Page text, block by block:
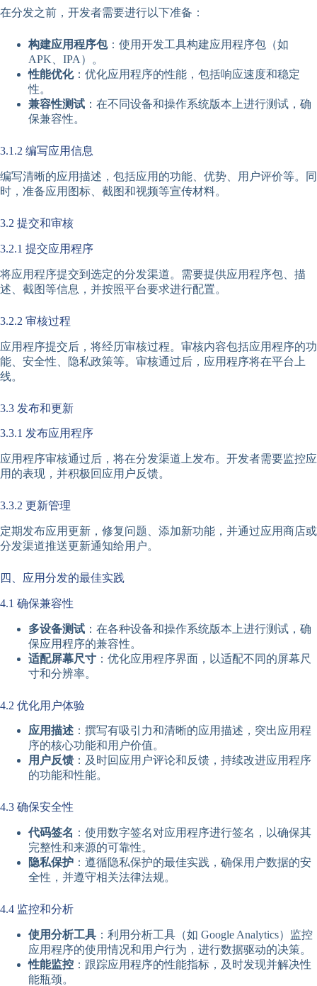
在分发之前，开发者需要进行以下准备：
构建应用程序包：使用开发工具构建应用程序包（如
APK、IPA）。
性能优化：优化应用程序的性能，包括响应速度和稳定
性。
兼容性测试 ：在不同设备和操作系统版本上进行测试，确
保兼容性。
3.1.2 编写应用信息
编写清晰的应用描述，包括应用的功能、优势、用户评价等。同
时，准备应用图标、截图和视频等宣传材料。
3.2 提交和审核
3.2.1 提交应用程序
将应用程序提交到选定的分发渠道。需要提供应用程序包、描
述、截图等信息，并按照平台要求进行配置。
3.2.2 审核过程
应用程序提交后，将经历审核过程。审核内容包括应用程序的功
能、安全性、隐私政策等。审核通过后，应用程序将在平台上
线。
3.3 发布和更新
3.3.1 发布应用程序
应用程序审核通过后，将在分发渠道上发布。开发者需要监控应
用的表现，并积极回应用户反馈。
3.3.2 更新管理
定期发布应用更新，修复问题、添加新功能，并通过应用商店或
分发渠道推送更新通知给用户。
四、应用分发的最佳实践
4.1 确保兼容性
多设备测试 ：在各种设备和操作系统版本上进行测试，确
保应用程序的兼容性。
适配屏幕尺寸 ：优化应用程序界面，以适配不同的屏幕尺
寸和分辨率。
4.2 优化用户体验
应用描述 ：撰写有吸引力和清晰的应用描述，突出应用程
序的核心功能和用户价值。
用户反馈 ：及时回应用户评论和反馈，持续改进应用程序
的功能和性能。
4.3 确保安全性
代码签名 ：使用数字签名对应用程序进行签名，以确保其
完整性和来源的可靠性。
隐私保护 ：遵循隐私保护的最佳实践，确保用户数据的安
全性，并遵守相关法律法规。
4.4 监控和分析
使用分析工具 ：利用分析工具（如 Google Analytics）监控
应用程序的使用情况和用户行为，进行数据驱动的决策。
性能监控 ：跟踪应用程序的性能指标，及时发现并解决性
能瓶颈。